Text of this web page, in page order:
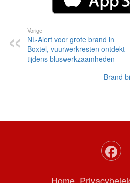
Vorige
NL-Alert voor grote brand in
Boxtel, vuurwerkresten ontdekt
tijdens bluswerkzaamheden
Brand
Home